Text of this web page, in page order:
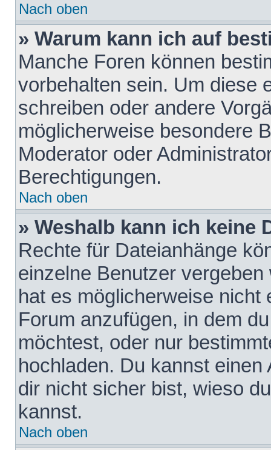
Nach oben
» Warum kann ich auf
Manche Foren können
vorbehalten sein. Um diese
schreiben oder andere
möglicherweise besondere
Moderator oder
Berechtigungen.
Nach oben
» Weshalb kann ich keine
Rechte für Dateianhänge
einzelne Benutzer
hat es möglicherweise nicht
Forum anzufügen, in dem
möchtest, oder nur
hochladen. Du kannst
dir nicht sicher bist, wieso
kannst.
Nach oben